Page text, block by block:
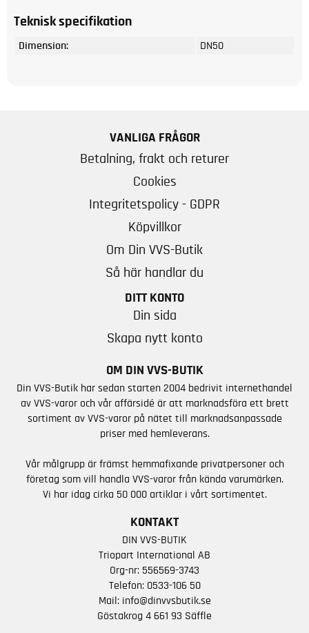
Teknisk specifikation
Dimension: DN50
VANLIGA FRÅGOR
Betalning, frakt och returer
Cookies
Integritetspolicy - GDPR
Köpvillkor
Om Din VVS-Butik
Så här handlar du
DITT KONTO
Din sida
Skapa nytt konto
OM DIN VVS-BUTIK
Din VVS-Butik har sedan starten 2004 bedrivit internethandel
av VVS-varor och vår affärsidé är att marknadsföra ett brett
sortiment av VVS-varor på nätet till marknadsanpassade
priser med hemleverans.
Vår målgrupp är främst hemmafixande privatpersoner och
företag som vill handla VVS-varor från kända varumärken.
Vi har idag cirka 50 000 artiklar i vårt sortimentet.
KONTAKT
DIN VVS-BUTIK
Triopart International AB
Org-nr: 556569-3743
Telefon: 0533-106 50
Mail: info@dinvvsbutik.se
Göstakrog 4 661 93 Säffle